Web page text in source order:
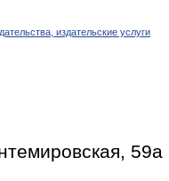
издательские услуги
59а